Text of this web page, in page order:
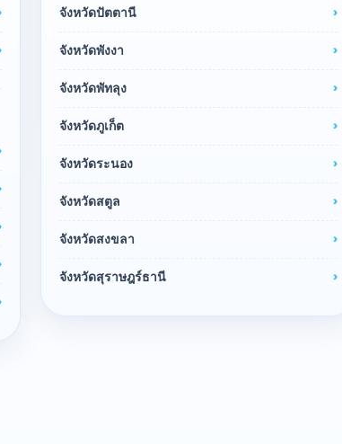
จังหวัดปัตตานี
จังหวัดพังงา
จังหวัดพัทลุง
จังหวัดภูเก็ต
จังหวัดระนอง
จังหวัดสตูล
จังหวัดสงขลา
จังหวัดสุราษฎร์ธานี